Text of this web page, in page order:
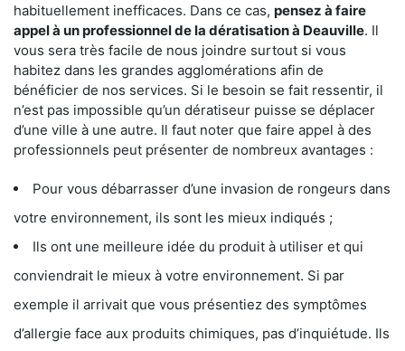
habituellement inefficaces. Dans ce cas, pensez à faire
appel à un professionnel de la dératisation à Deauville. Il
vous sera très facile de nous joindre surtout si vous
habitez dans les grandes agglomérations afin de
bénéficier de nos services. Si le besoin se fait ressentir, il
n’est pas impossible qu’un dératiseur puisse se déplacer
d’une ville à une autre. Il faut noter que faire appel à des
professionnels peut présenter de nombreux avantages :
Pour vous débarrasser d’une invasion de rongeurs dans
votre environnement, ils sont les mieux indiqués ;
Ils ont une meilleure idée du produit à utiliser et qui
conviendrait le mieux à votre environnement. Si par
exemple il arrivait que vous présentiez des symptômes
d’allergie face aux produits chimiques, pas d’inquiétude. Ils